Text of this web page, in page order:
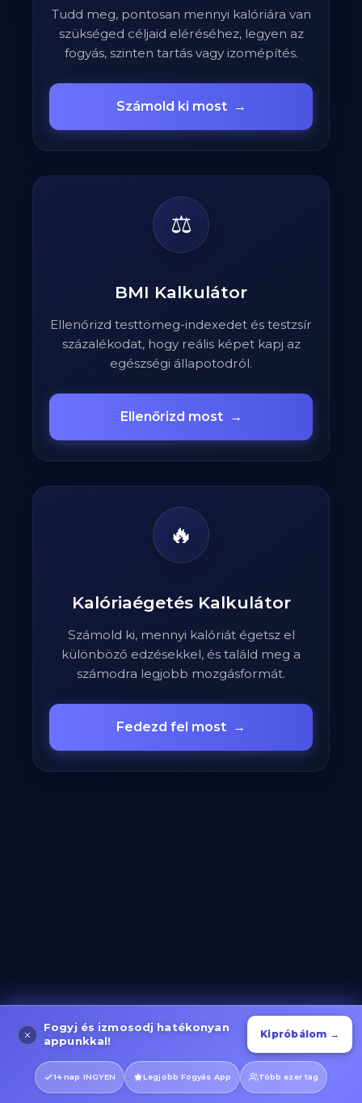
Tudd meg, pontosan mennyi kalóriára van
szükséged céljaid eléréséhez, legyen az
fogyás, szinten tartás vagy izomépítés.
Számold ki most →
⚖️
BMI Kalkulátor
Ellenőrizd testtömeg-indexedet és testzsír
százalékodat, hogy reális képet kapj az
egészségi állapotodról.
Ellenőrizd most →
🔥
Kalóriaégetés Kalkulátor
Számold ki, mennyi kalóriát égetsz el
különböző edzésekkel, és találd meg a
számodra legjobb mozgásformát.
Fedezd fel most →
Fogyj és izmosodj hatékonyan
appunkkal!
Kipróbálom →
14 nap INGYEN Legjobb Fogyás App Több ezer tag